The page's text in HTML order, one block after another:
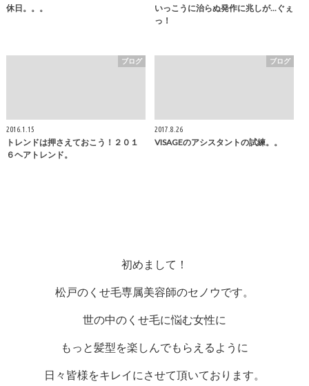
休日。。。
いっこうに治らぬ発作に兆しが...ぐぇ
っ！
ブログ
2016.1.15
トレンドは押さえておこう！２０１
６ヘアトレンド。
ブログ
2017.8.26
VISAGEのアシスタントの試練。。
初めまして！
松戸のくせ毛専属美容師のセノウです。
世の中のくせ毛に悩む女性に
もっと髪型を楽しんでもらえるように
日々皆様をキレイにさせて頂いております。